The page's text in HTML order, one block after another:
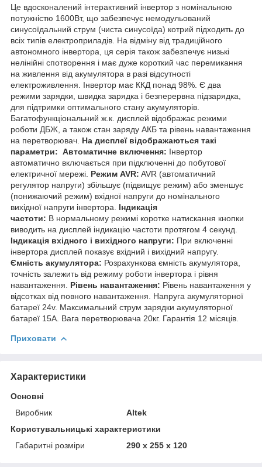
Це вдосконалений інтерактивний інвертор з номінальною
потужністю 1600Вт, що забезпечує немодульований
синусоїдальний струм (чиста синусоїда) котрий підходить до
всіх типів електроприладів. На відміну від традиційного
автономного інвертора, ця серія також забезпечує низькі
нелінійні спотворення і має дуже короткий час перемикання
на живлення від акумулятора в разі відсутності
електроживлення. Інвертор має ККД понад 98%. Є два
режими зарядки, швидка зарядка і безперервна підзарядка,
для підтримки оптимального стану акумуляторів.
Багатофункціональний ж.к. дисплей відображає режими
роботи ДБЖ, а також стан заряду АКБ та рівень навантаження
на перетворювач. На дисплеї відображаються такі
параметри: Автоматичне включення: Інвертор
автоматично включається при підключенні до побутової
електричної мережі. Режим AVR: AVR (автоматичний
регулятор напруги) збільшує (підвищує режим) або зменшує
(понижаючий режим) вхідної напруги до номінального
вихідної напруги інвертора. Індикація
частоти: В нормальному режимі коротке натискання кнопки
виводить на дисплей індикацію частоти протягом 4 секунд.
Індикація вхідного і вихідного напруги: При включенні
інвертора дисплей показує вхідний і вихідний напругу.
Ємність акумулятора: Розрахункова ємність акумулятора,
точність залежить від режиму роботи інвертора і рівня
навантаження. Рівень навантаження: Рівень навантаження у
відсотках від повного навантаження. Напруга акумуляторної
батареї 24v. Максимальний струм зарядки акумуляторної
батареї 15А. Вага перетворювача 20кг. Гарантія 12 місяців.
Приховати
Характеристики
Основні
Виробник
Altek
Користувальницькі характеристики
Габаритні розміри
290 x 255 x 120